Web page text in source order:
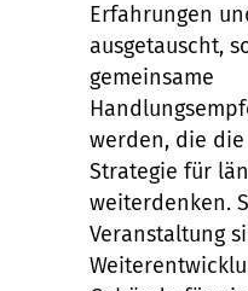
Erfahrungen
ausgetauscht,
gemeinsame
werden, die
Strategie für
weiterdenken.
Veranstaltung